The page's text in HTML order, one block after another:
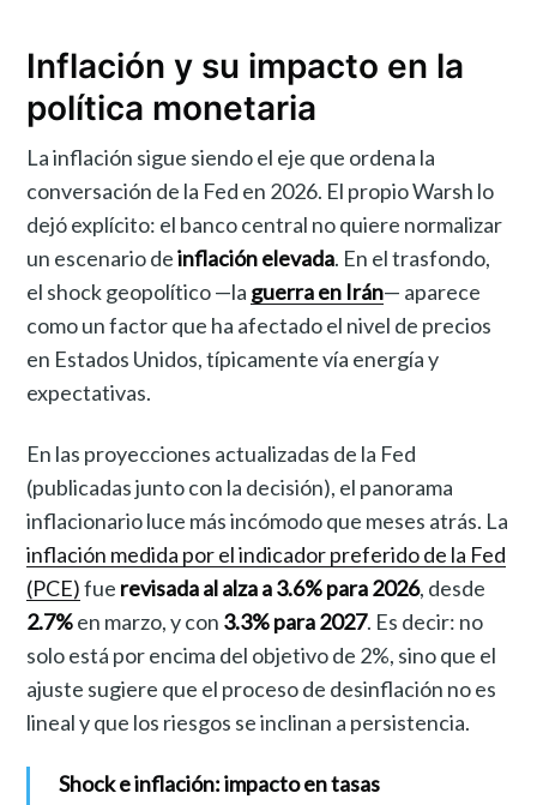
Inflación y su impacto en la
política monetaria
La inflación sigue siendo el eje que ordena la
conversación de la Fed en 2026. El propio Warsh lo
dejó explícito: el banco central no quiere normalizar
un escenario deinflación elevada. En el trasfondo,
el shock geopolítico —la guerra en Irán— aparece
como un factor que ha afectado el nivel de precios
en Estados Unidos, típicamente vía energía y
expectativas.
En las proyecciones actualizadas de la Fed
(publicadas junto con la decisión), el panorama
inflacionario luce más incómodo que meses atrás. La
inflación medida por el indicador preferido de la Fed
(PCE)fue revisada al alza a 3.6% para 2026, desde
2.7%en marzo, y con 3.3% para 2027. Es decir: no
solo está por encima del objetivo de 2%, sino que el
ajuste sugiere que el proceso de desinflación no es
lineal y que los riesgos se inclinan a persistencia.
Shock e inflación: impacto en tasas